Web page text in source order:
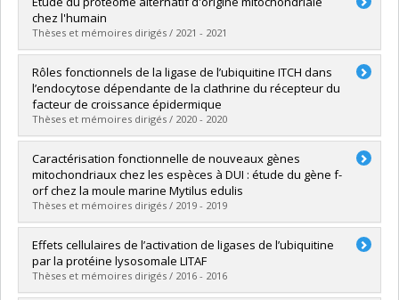
Cycle :Master's
Grade :M. Sc.
Lien vers le document dans Papyrus
chez l'humain
Thèses et mémoires dirigés / 2021 - 2021
Graduate :Kienzle, Laura
Cycle :Master's
Grade :M. Sc.
Lien vers le document dans Papyrus
Rôles fonctionnels de la ligase de l’ubiquitine ITCH dans
l’endocytose dépendante de la clathrine du récepteur du
facteur de croissance épidermique
Thèses et mémoires dirigés / 2020 - 2020
Graduate :Ayoubi, Riham
Cycle :Doctoral
Grade :Ph. D.
Lien vers le document dans Papyrus
Caractérisation fonctionnelle de nouveaux gènes
mitochondriaux chez les espèces à DUI : étude du gène f-
orf chez la moule marine Mytilus edulis
Thèses et mémoires dirigés / 2019 - 2019
Graduate :Ouimet, Philip
Cycle :Master's
Grade :M. Sc.
Lien vers le document dans Papyrus
Effets cellulaires de l’activation de ligases de l’ubiquitine
par la protéine lysosomale LITAF
Thèses et mémoires dirigés / 2016 - 2016